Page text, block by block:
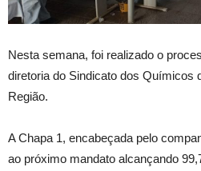
Nesta semana, foi realizado o
diretoria do Sindicato dos Químicos
Região.
A Chapa 1, encabeçada pelo
ao próximo mandato alcançando